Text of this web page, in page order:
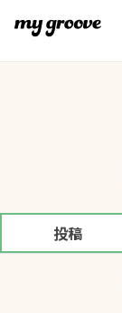
投稿